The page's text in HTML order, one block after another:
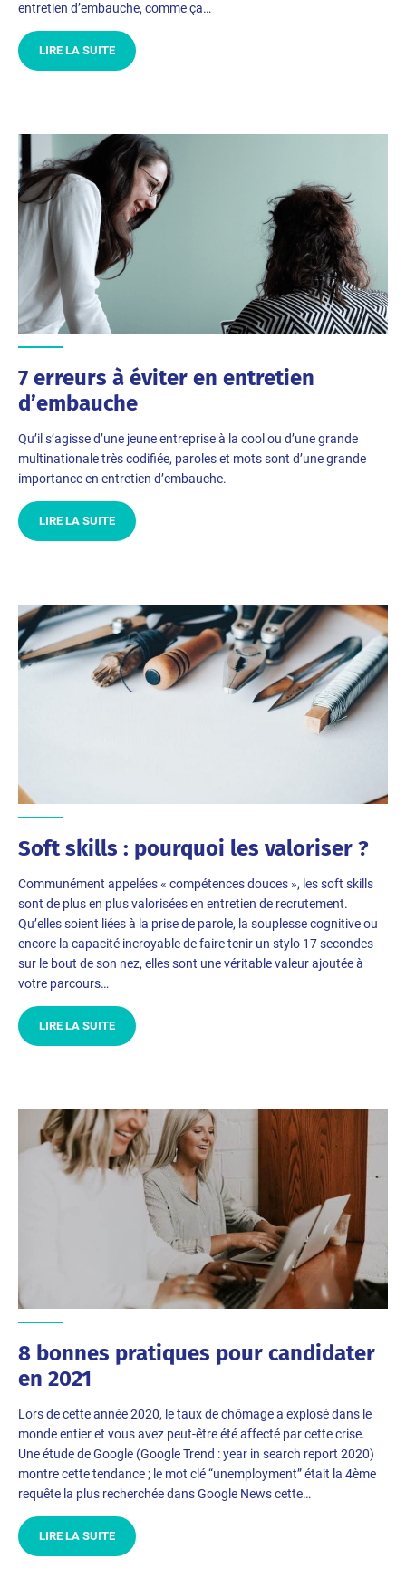
entretien d’embauche, comme ça…
LIRE LA SUITE
7 erreurs à éviter en entretien
d’embauche
Qu’il s’agisse d’une jeune entreprise à la cool ou d’une grande
multinationale très codifiée, paroles et mots sont d’une grande
importance en entretien d’embauche.
LIRE LA SUITE
Soft skills : pourquoi les valoriser ?
Communément appelées « compétences douces », les soft skills
sont de plus en plus valorisées en entretien de recrutement.
Qu’elles soient liées à la prise de parole, la souplesse cognitive ou
encore la capacité incroyable de faire tenir un stylo 17 secondes
sur le bout de son nez, elles sont une véritable valeur ajoutée à
votre parcours…
LIRE LA SUITE
8 bonnes pratiques pour candidater
en 2021
Lors de cette année 2020, le taux de chômage a explosé dans le
monde entier et vous avez peut-être été affecté par cette crise.
Une étude de Google (Google Trend : year in search report 2020)
montre cette tendance ; le mot clé “unemployment” était la 4ème
requête la plus recherchée dans Google News cette…
LIRE LA SUITE